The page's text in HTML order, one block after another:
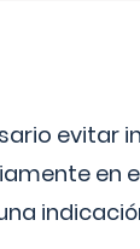
evitar
en